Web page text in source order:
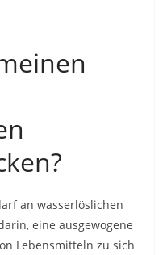
an wasserlöslichen
eine ausgewogene
Lebensmitteln zu sich